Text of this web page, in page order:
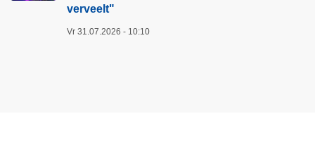
verveelt"​
Vr 31.07.2026 - 10:10